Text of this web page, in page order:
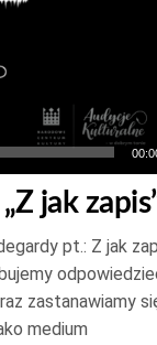
jak
pt.: Z jak
zastanawiamy
medium